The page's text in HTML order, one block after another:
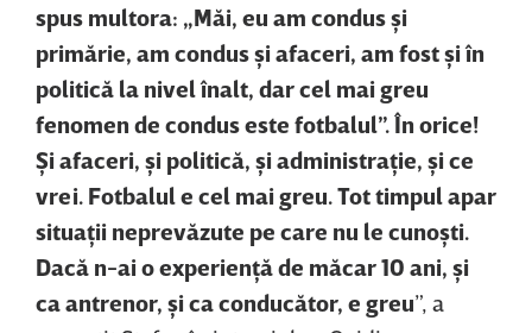
spus multora: „Măi, eu am condus şi
primărie, am condus şi afaceri, am fost şi în
politică la nivel înalt, dar cel mai greu
fenomen de condus este fotbalul”. În orice!
Şi afaceri, şi politică, şi administraţie, şi ce
vrei. Fotbalul e cel mai greu. Tot timpul apar
situaţii neprevăzute pe care nu le cunoşti.
Dacă n-ai o experienţă de măcar 10 ani, şi
ca antrenor, şi ca conducător, e greu”, a